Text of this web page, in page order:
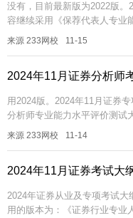
没有，目前最新版为2022版
容继续采用《保荐代表人专业
下文。【2024年证券备考资料
来源 233网校 11-15
2024年11月证券分析师
用2024版。2024年11月证券
分析师专业能力水平评价测试
券备考资料包】【免费领V题
来源 233网校 11-14
2024年11月证券考试大
2024年证券从业及专项考试大
用的版本为：《证券行业专业